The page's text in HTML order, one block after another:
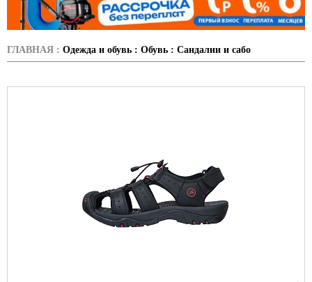
ГЛАВНАЯ : Одежда и обувь : Обувь : Сандалии и сабо